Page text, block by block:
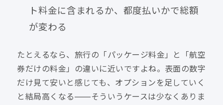
ト料金に含まれるか、都度払いかで総額
が変わる
たとえるなら、旅行の「パッケージ料金」と「航空
券だけの料金」の違いに近いですよね。表面の数字
だけ見て安いと感じても、オプションを足していく
と結局高くなる——そういうケースは少なくありま